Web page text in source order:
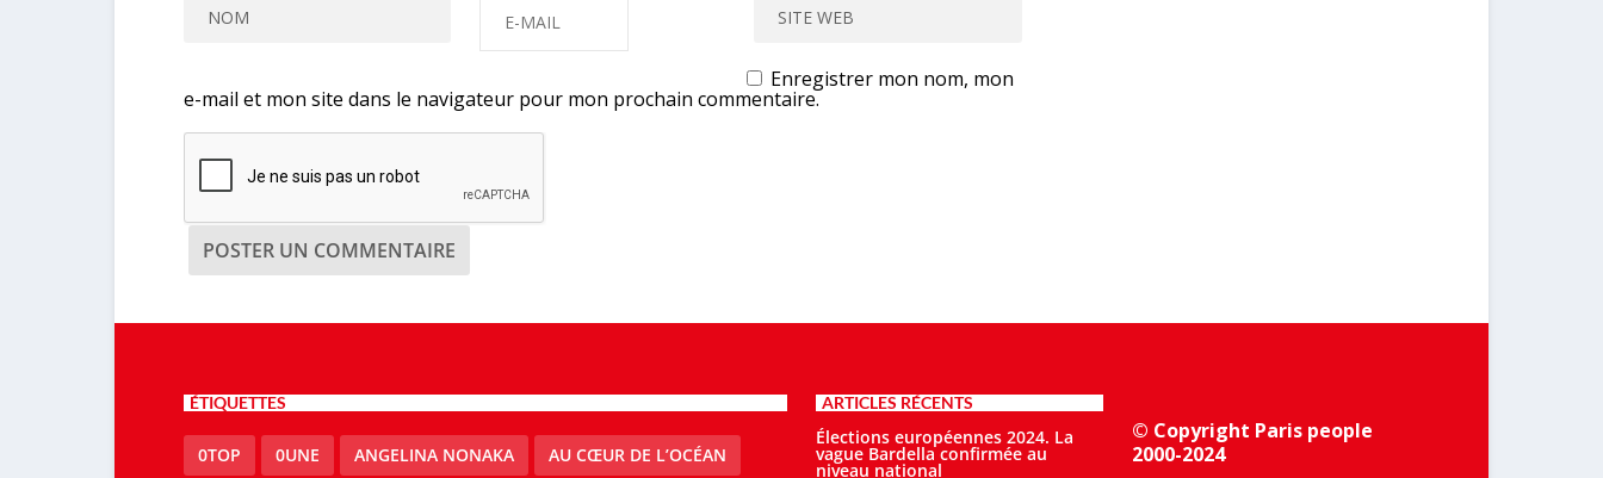
Enregistrer mon nom, mon
e-mail et mon site dans le navigateur pour mon prochain commentaire.
ÉTIQUETTES
0TOP 0UNE ANGELINA NONAKA AU CŒUR DE L’OCÉAN
ARTICLES RÉCENTS
Élections européennes 2024. La
vague Bardella confirmée au
niveau national
© Copyright Paris people
2000-2024